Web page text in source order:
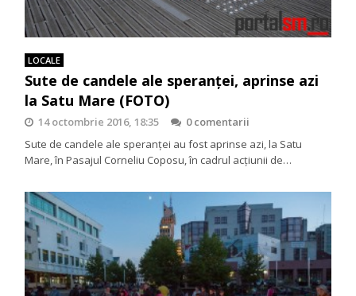
LOCALE
Sute de candele ale speranței, aprinse azi
la Satu Mare (FOTO)
14 octombrie 2016, 18:35
0 comentarii
Sute de candele ale speranței au fost aprinse azi, la Satu
Mare, în Pasajul Corneliu Coposu, în cadrul acțiunii de…